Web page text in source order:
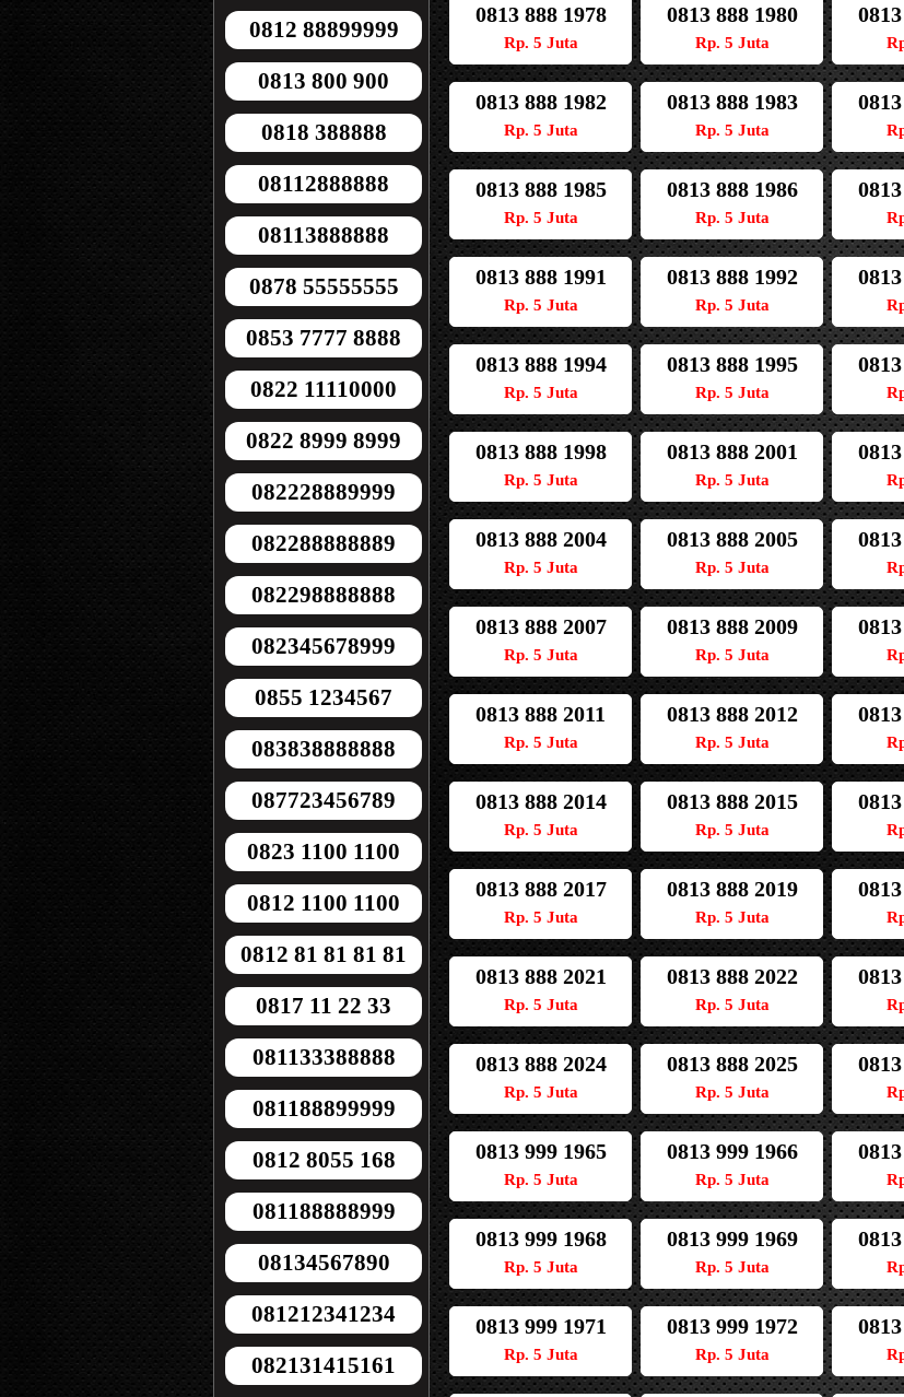
0812 88899999
0813 800 900
0818 388888
08112888888
08113888888
0878 55555555
0853 7777 8888
0822 11110000
0822 8999 8999
082228889999
082288888889
082298888888
082345678999
0855 1234567
083838888888
087723456789
0823 1100 1100
0812 1100 1100
0812 81 81 81 81
0817 11 22 33
081133388888
081188899999
0812 8055 168
081188888999
08134567890
081212341234
082131415161
0813 888 1978
Rp. 5 Juta
0813 888 1980
Rp. 5 Juta
0813 888 1982
Rp. 5 Juta
0813 888 1983
Rp. 5 Juta
0813 888 1985
Rp. 5 Juta
0813 888 1986
Rp. 5 Juta
0813 888 1991
Rp. 5 Juta
0813 888 1992
Rp. 5 Juta
0813 888 1994
Rp. 5 Juta
0813 888 1995
Rp. 5 Juta
0813 888 1998
Rp. 5 Juta
0813 888 2001
Rp. 5 Juta
0813 888 2004
Rp. 5 Juta
0813 888 2005
Rp. 5 Juta
0813 888 2007
Rp. 5 Juta
0813 888 2009
Rp. 5 Juta
0813 888 2011
Rp. 5 Juta
0813 888 2012
Rp. 5 Juta
0813 888 2014
Rp. 5 Juta
0813 888 2015
Rp. 5 Juta
0813 888 2017
Rp. 5 Juta
0813 888 2019
Rp. 5 Juta
0813 888 2021
Rp. 5 Juta
0813 888 2022
Rp. 5 Juta
0813 888 2024
Rp. 5 Juta
0813 888 2025
Rp. 5 Juta
0813 999 1965
Rp. 5 Juta
0813 999 1966
Rp. 5 Juta
0813 999 1968
Rp. 5 Juta
0813 999 1969
Rp. 5 Juta
0813 999 1971
Rp. 5 Juta
0813 999 1972
Rp. 5 Juta